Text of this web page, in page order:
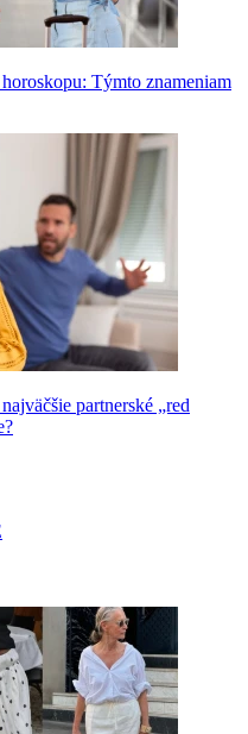
Týmto znameniam
partnerské „red